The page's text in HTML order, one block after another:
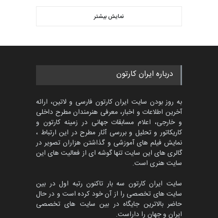
دوغان، ترکیه،…
مسابقۀ بین‌المللی کارتون و
کاریکاتور «البغلی…
پنجمین مسابقۀ بین‌المللی
کارتون CARTUNION ، …
مهلت 3 ماه دیگر
جشنواره بین‌المللی کارتون
مدارس پرتغال، ۲۰۲۷
گالری حدود 2 ساعت قبل
نمایش بیشتر
درباره ایران کارتون
به روز بودن سایت ایران کارتون فارسی و لاتین، ارائه
آخرین اطلاعات و اخبار، معرفی هنرمندان مطرح داخلی
و خارجی، اعلام مسابقات جهانی در زمینه کارتون و
کاریکاتور و تحلیل و بررسی آثار مطرح در این ارتباط ،
نمایش فیلم های آموزشی و گذاشتن هزاران تصویر در
گالری های این سایت تنها گوشه ای از فعالیت های این
سایت هنری است.
سایت ایران کارتون سه بار تاکنون رتبه اول در بین
سایت های تخصصی را از آن خود کرده است و در حال
حاضر بالاترین جایگاه در بین سایت های تخصصی
ایران و جهان را داراست.